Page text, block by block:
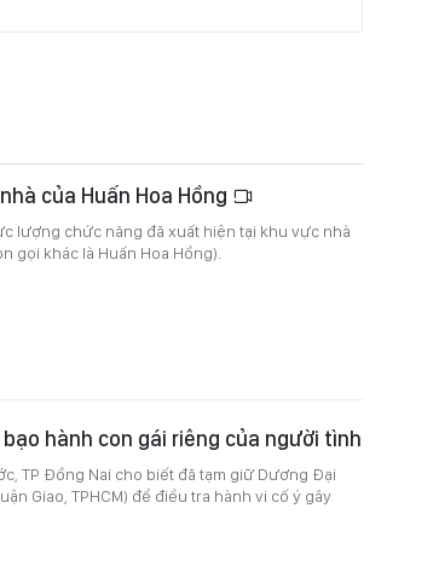
của Huấn Hoa Hồng
lượng chức năng đã xuất hiện tại khu vực nhà
gọi khác là Huấn Hoa Hồng).
hành con gái riêng của người tình
TP Đồng Nai cho biết đã tạm giữ Dương Đại
Giao, TPHCM) để điều tra hành vi cố ý gây